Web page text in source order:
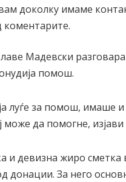
доколку имаме
коментарите.
Мадевски
помош.
луѓе за помош, имаше
може да помогне,
и девизна жиро
донации. За него